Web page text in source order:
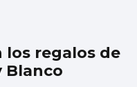
los regalos de
Blanco